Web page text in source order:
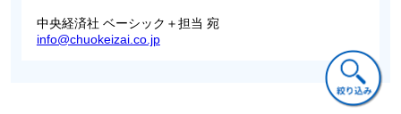
４ 品質の理論
５ 生産管理と企業の優位性
第１５章 日本企業の財務管理とコーポレート・ガバナンス
中央経済社 ベーシック＋担当 宛
info@chuokeizai.co.jp